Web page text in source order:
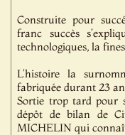
Construite pour
franc succès
technologiques, la
L’histoire la
fabriquée durant 23
Sortie trop tard pour
dépôt de bilan de
MICHELIN qui